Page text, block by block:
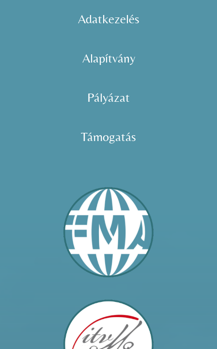
Adatkezelés
Alapítvány
Pályázat
Támogatás